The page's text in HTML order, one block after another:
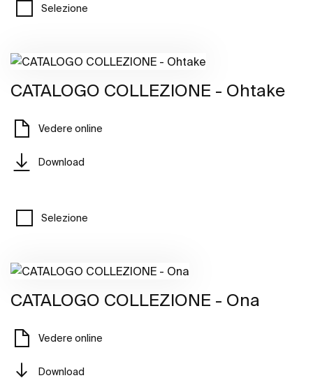
Selezione
CATALOGO COLLEZIONE - Ohtake
Vedere online
Download
Selezione
CATALOGO COLLEZIONE - Ona
Vedere online
Download